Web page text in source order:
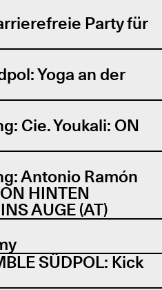
Party für
Yoga an der
Cie. Youkali: ON
Antonio Ramón
HINTEN
AUGE (AT)
SÜDPOL: Kick